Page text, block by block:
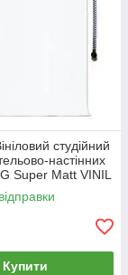
студійний
настінних
Super Matt VINIL
фотофон
Купити